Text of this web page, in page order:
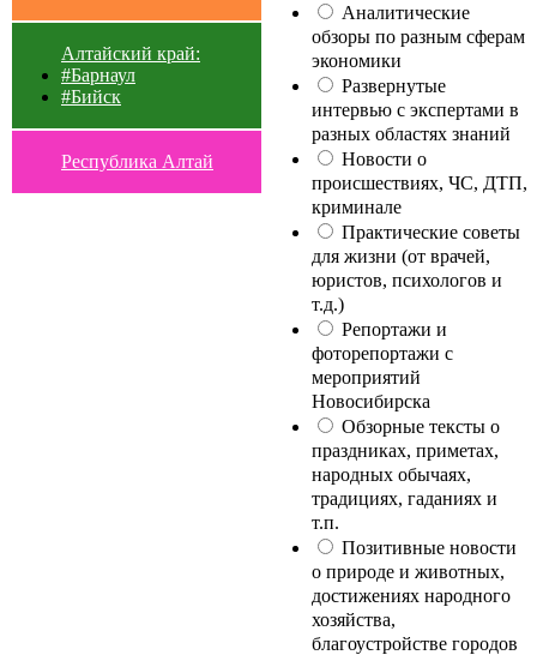
Алтайский край:
#Барнаул
#Бийск
Республика Алтай
Аналитические
обзоры по разным сферам
экономики
Развернутые
интервью с экспертами в
разных областях знаний
Новости о
происшествиях, ЧС, ДТП,
криминале
Практические советы
для жизни (от врачей,
юристов, психологов и
т.д.)
Репортажи и
фоторепортажи с
мероприятий
Новосибирска
Обзорные тексты о
праздниках, приметах,
народных обычаях,
традициях, гаданиях и
т.п.
Позитивные новости
о природе и животных,
достижениях народного
хозяйства,
благоустройстве городов